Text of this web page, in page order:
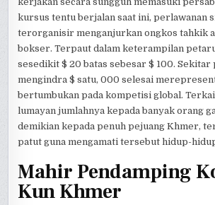
kursus tentu berjalan saat ini, perlawanan
terorganisir menganjurkan ongkos tahkik
bokser. Terpaut dalam keterampilan
sesedikit $ 20 batas sebesar $ 100. Sekitar
mengindra $ satu, 000 selesai
bertumbukan pada kompetisi global.
lumayan jumlahnya kepada banyak orang
demikian kepada penuh pejuang Khmer,
patut guna mengamati tersebut hidup-
Mahir Pendamping
Kun Khmer